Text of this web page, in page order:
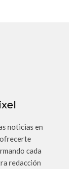
noticias en
cada
redacción